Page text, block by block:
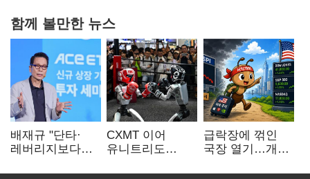
함께 볼만한 뉴스
배재규 "단타·
레버리지보다
CXMT 이어
유니트리도
급락장에 꺾인
국장 열기…개인